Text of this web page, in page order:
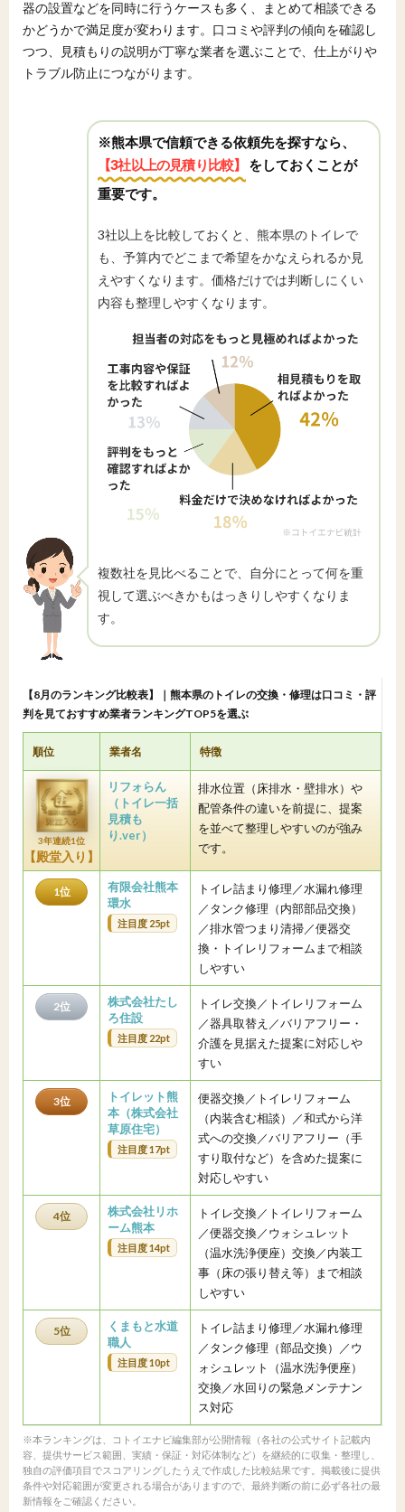
器の設置などを同時に行うケースも多く、まとめて相談できる
かどうかで満足度が変わります。口コミや評判の傾向を確認し
つつ、見積もりの説明が丁寧な業者を選ぶことで、仕上がりや
トラブル防止につながります。
※熊本県で信頼できる依頼先を探すなら、
【3社以上の見積り比較】
をしておくことが
重要です。
3社以上を比較しておくと、熊本県のトイレで
も、予算内でどこまで希望をかなえられるか見
えやすくなります。価格だけでは判断しにくい
内容も整理しやすくなります。
複数社を見比べることで、自分にとって何を重
視して選ぶべきかもはっきりしやすくなりま
す。
【8月のランキング比較表】｜熊本県のトイレの交換・修理は口コミ・評
判を見ておすすめ業者ランキングTOP5を選ぶ
順位 業者名 特徴
3年連続1位
【殿堂入り】
リフォらん
（トイレ一括
見積も
り.ver）
排水位置（床排水・壁排水）や
配管条件の違いを前提に、提案
を並べて整理しやすいのが強み
です。
1位
有限会社熊本
環水
注目度 25pt
トイレ詰まり修理／水漏れ修理
／タンク修理（内部部品交換）
／排水管つまり清掃／便器交
換・トイレリフォームまで相談
しやすい
2位
株式会社たし
ろ住設
注目度 22pt
トイレ交換／トイレリフォーム
／器具取替え／バリアフリー・
介護を見据えた提案に対応しや
すい
3位
トイレット熊
本（株式会社
草原住宅）
注目度 17pt
便器交換／トイレリフォーム
（内装含む相談）／和式から洋
式への交換／バリアフリー（手
すり取付など）を含めた提案に
対応しやすい
4位
株式会社リホ
ーム熊本
注目度 14pt
トイレ交換／トイレリフォーム
／便器交換／ウォシュレット
（温水洗浄便座）交換／内装工
事（床の張り替え等）まで相談
しやすい
5位
くまもと水道
職人
注目度 10pt
トイレ詰まり修理／水漏れ修理
／タンク修理（部品交換）／ウ
ォシュレット（温水洗浄便座）
交換／水回りの緊急メンテナン
ス対応
※本ランキングは、コトイエナビ編集部が公開情報（各社の公式サイト記載内
容、提供サービス範囲、実績・保証・対応体制など）を継続的に収集・整理し、
独自の評価項目でスコアリングしたうえで作成した比較結果です。掲載後に提供
条件や対応範囲が変更される場合がありますので、最終判断の前に必ず各社の最
新情報をご確認ください。